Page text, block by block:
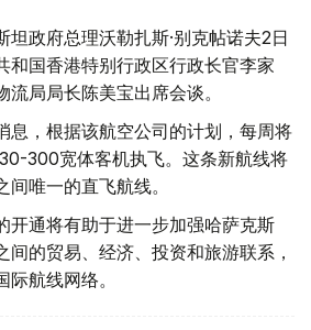
坦政府总理沃勒扎斯·别克帖诺夫2日
和国香港特别行政区行政长官李家
局局长陈美宝出席会谈。
息，根据该航空公司的计划，每周将
300宽体客机执飞。这条新航线将
唯一的直飞航线。
开通将有助于进一步加强哈萨克斯
间的贸易、经济、投资和旅游联系，
航线网络。